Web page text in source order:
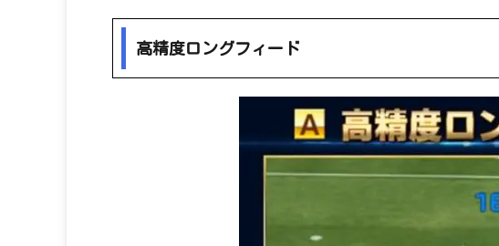
高精度ロングフィード